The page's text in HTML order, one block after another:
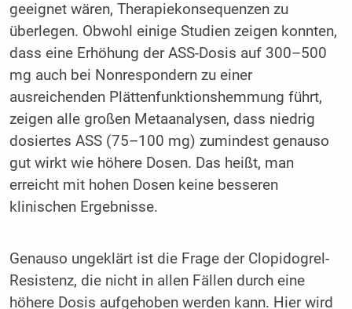
geeignet wären, Therapiekonsequenzen zu
überlegen. Obwohl einige Studien zeigen konnten,
dass eine Erhöhung der ASS-Dosis auf 300–500
mg auch bei Nonrespondern zu einer
ausreichenden Plättenfunktionshemmung führt,
zeigen alle großen Metaanalysen, dass niedrig
dosiertes ASS (75–100 mg) zumindest genauso
gut wirkt wie höhere Dosen. Das heißt, man
erreicht mit hohen Dosen keine besseren
klinischen Ergebnisse.
Genauso ungeklärt ist die Frage der Clopidogrel-
Resistenz, die nicht in allen Fällen durch eine
höhere Dosis aufgehoben werden kann. Hier wird